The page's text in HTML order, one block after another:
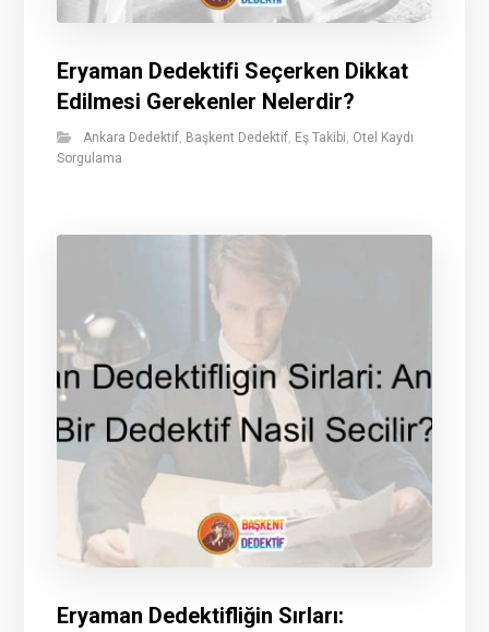
Eryaman Dedektifi Seçerken Dikkat
Edilmesi Gerekenler Nelerdir?
Ankara Dedektif, Başkent Dedektif, Eş Takibi, Otel Kaydı
Sorgulama
Eryaman Dedektifliğin Sırları: